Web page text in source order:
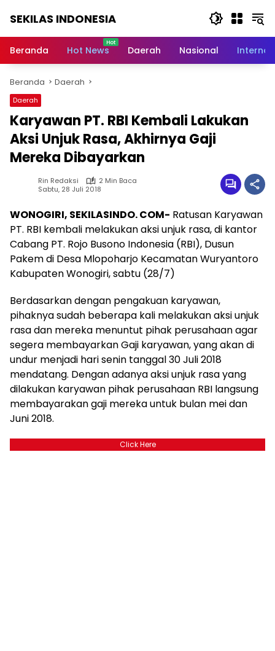
SEKILAS INDONESIA
Terkini,
Latest
World,
Headlines,
News
Today
Beranda Hot News Daerah Nasional
Beranda Daerah
Daerah
Karyawan PT. RBI Kembali Lakukan
Aksi Unjuk Rasa, Akhirnya Gaji
Mereka Dibayarkan
Rin Redaksi
2 Min Baca
Sabtu, 28 Juli 2018
WONOGIRI, SEKILASINDO. COM- Ratusan Karyawan
PT. RBI kembali melakukan aksi unjuk rasa, di kantor
Cabang PT. Rojo Busono Indonesia (RBI), Dusun
Pakem di Desa Mlopoharjo Kecamatan Wuryantoro
Kabupaten Wonogiri, sabtu (28/7)
Berdasarkan dengan pengakuan karyawan,
pihaknya sudah beberapa kali melakukan aksi unjuk
rasa dan mereka menuntut pihak perusahaan agar
segera membayarkan Gaji karyawan, yang akan di
undur menjadi hari senin tanggal 30 Juli 2018
mendatang. Dengan adanya aksi unjuk rasa yang
dilakukan karyawan pihak perusahaan RBI langsung
membayarakan gaji mereka untuk bulan mei dan
Juni 2018.
Click Here